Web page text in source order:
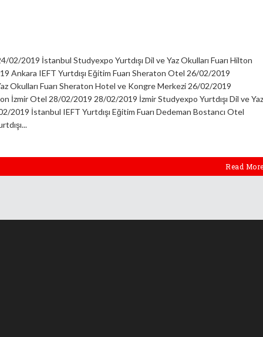
02/2019 İstanbul Studyexpo Yurtdışı Dil ve Yaz Okulları Fuarı Hilton
Ankara IEFT Yurtdışı Eğitim Fuarı Sheraton Otel 26/02/2019
Okulları Fuarı Sheraton Hotel ve Kongre Merkezi 26/02/2019
İzmir Otel 28/02/2019 28/02/2019 İzmir Studyexpo Yurtdışı Dil ve Yaz
2019 İstanbul IEFT Yurtdışı Eğitim Fuarı Dedeman Bostancı Otel
Read